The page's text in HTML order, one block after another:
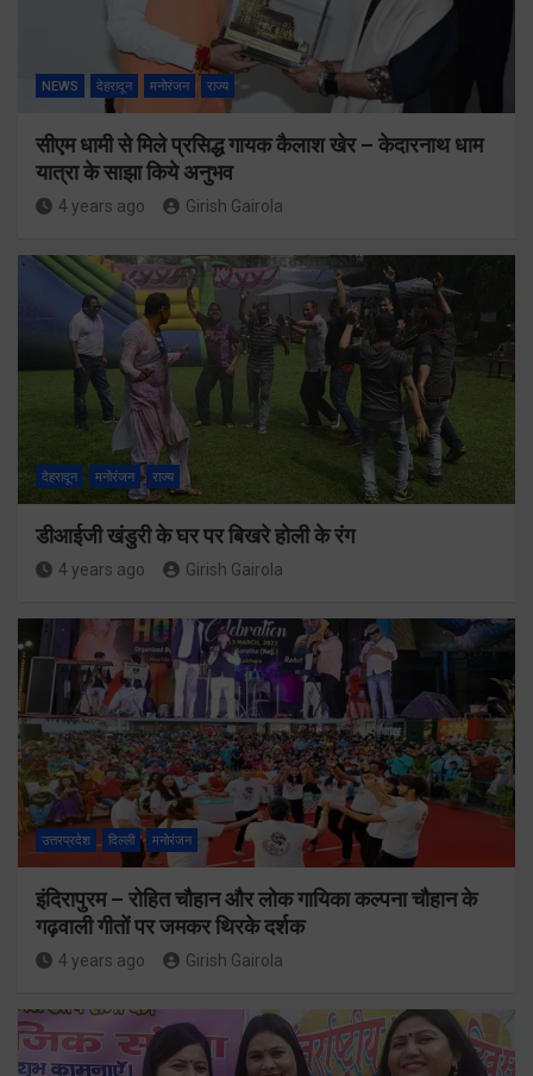
NEWS देहरादून मनोरंजन राज्य
सीएम धामी से मिले प्रसिद्ध गायक कैलाश खेर – केदारनाथ धाम
यात्रा के साझा किये अनुभव
4 years ago Girish Gairola
देहरादून मनोरंजन राज्य
डीआईजी खंडुरी के घर पर बिखरे होली के रंग
4 years ago Girish Gairola
उत्तरप्रदेश दिल्ली मनोरंजन
इंदिरापुरम – रोहित चौहान और लोक गायिका कल्पना चौहान के
गढ़वाली गीतों पर जमकर थिरके दर्शक
4 years ago Girish Gairola